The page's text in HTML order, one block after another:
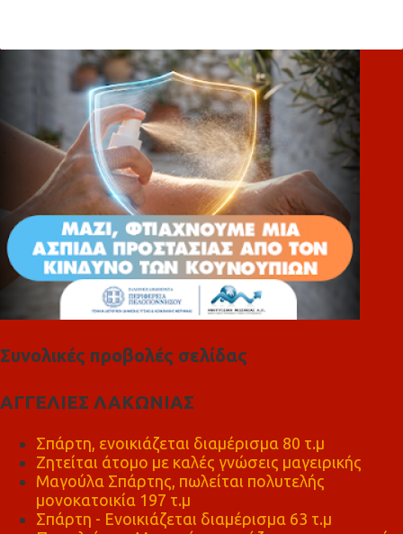
λ
Συνολικές προβολές σελίδας
ΑΓΓΕΛΙΕΣ ΛΑΚΩΝΙΑΣ
Σπάρτη, ενοικιάζεται διαμέρισμα 80 τ.μ
Ζητείται άτομο με καλές γνώσεις μαγειρικής
Μαγούλα Σπάρτης, πωλείται πολυτελής
μονοκατοικία 197 τ.μ
Σπάρτη - Ενοικιάζεται διαμέρισμα 63 τ.μ